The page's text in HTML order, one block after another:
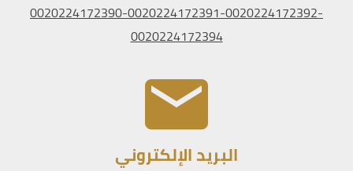
0020224172390-0020224172391-0020224172392-
0020224172394
البريد الإلكتروني